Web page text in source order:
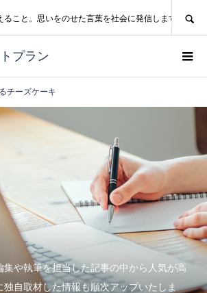
プラン
こと。思いをのせた言葉を社会に発信します。
チーズケーキ
集や執筆を担当した記事の中から人気が高
自取材した情報も順次アップいたしま